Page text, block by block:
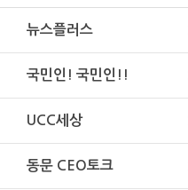
뉴스플러스
국민인! 국민인!!
UCC세상
동문 CEO토크